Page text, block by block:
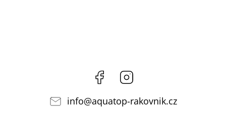
Facebook
info@aquatop-rakovnik.cz